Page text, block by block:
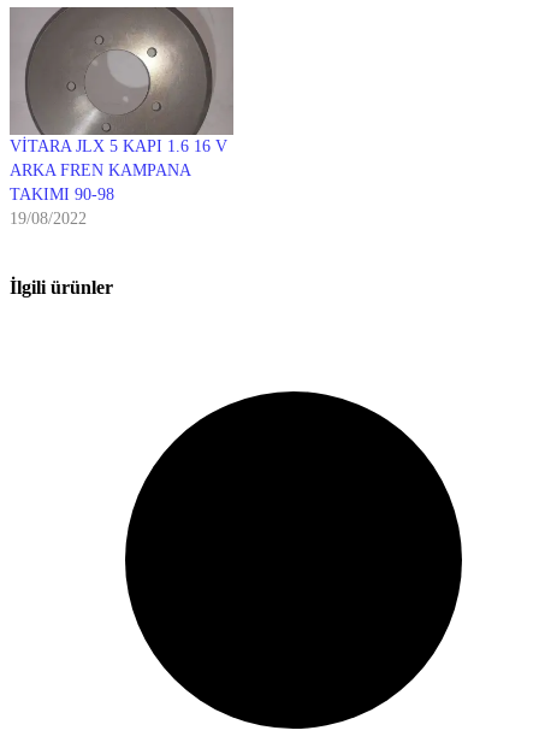
VİTARA JLX 5 KAPI 1.6 16 V
ARKA FREN KAMPANA
TAKIMI 90-98
19/08/2022
İlgili ürünler